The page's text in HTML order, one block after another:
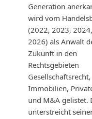
Generation
wird vom
(2022, 2023,
2026) als Anwalt
Zukunft in den
Rechtsgebieten
Gesellschaftsrecht,
Immobilien,
und M&A gelistet.
unterstreicht